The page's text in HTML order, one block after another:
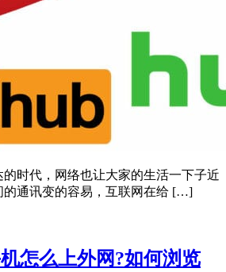
时代，网络也让大家的生活一下子近
的通讯变的容易，互联网在给 […]
怎么上外网?如何浏览